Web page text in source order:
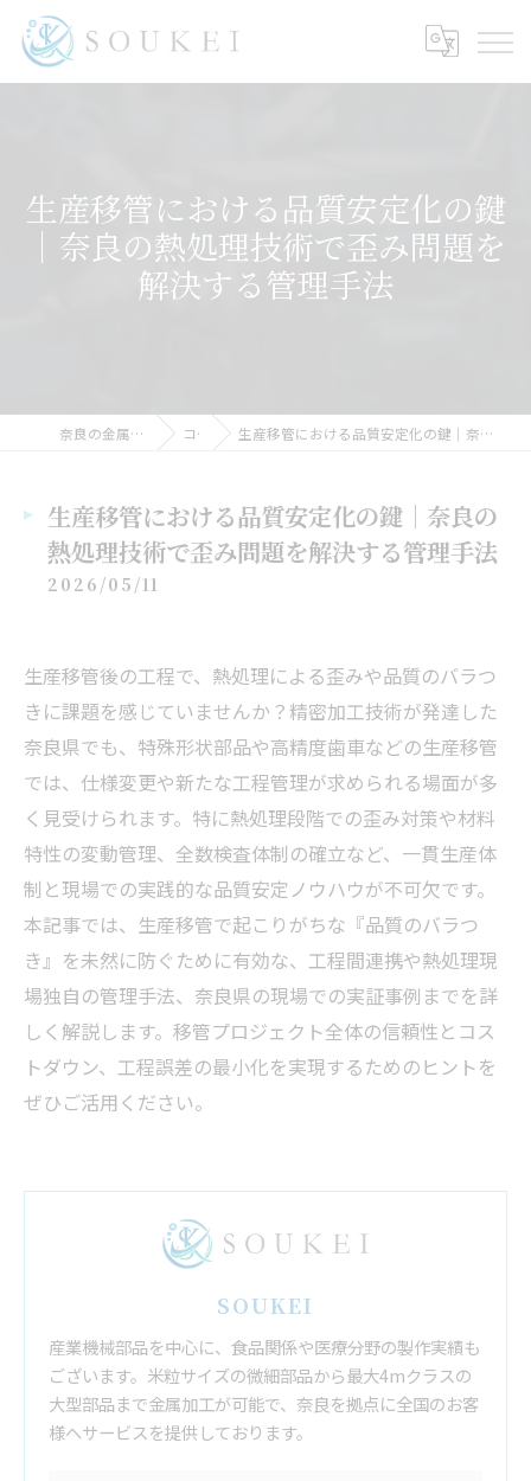
生産移管における品質安定化の鍵
｜奈良の熱処理技術で歪み問題を
解決する管理手法
奈良の金属加工ならSOUKEI コラム 生産移管における品質安定化の鍵｜奈良の熱処理技術で歪み問題を解決する管理手法
生産移管における品質安定化の鍵｜奈良の
熱処理技術で歪み問題を解決する管理手法
2026/05/11
生産移管後の工程で、熱処理による歪みや品質のバラつ
きに課題を感じていませんか？精密加工技術が発達した
奈良県でも、特殊形状部品や高精度歯車などの生産移管
では、仕様変更や新たな工程管理が求められる場面が多
く見受けられます。特に熱処理段階での歪み対策や材料
特性の変動管理、全数検査体制の確立など、一貫生産体
制と現場での実践的な品質安定ノウハウが不可欠です。
本記事では、生産移管で起こりがちな『品質のバラつ
き』を未然に防ぐために有効な、工程間連携や熱処理現
場独自の管理手法、奈良県の現場での実証事例までを詳
しく解説します。移管プロジェクト全体の信頼性とコス
トダウン、工程誤差の最小化を実現するためのヒントを
ぜひご活用ください。
SOUKEI
産業機械部品を中心に、食品関係や医療分野の製作実績も
ございます。米粒サイズの微細部品から最大4mクラスの
大型部品まで金属加工が可能で、奈良を拠点に全国のお客
様へサービスを提供しております。